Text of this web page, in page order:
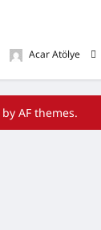
Acar Atölye
by AF themes.